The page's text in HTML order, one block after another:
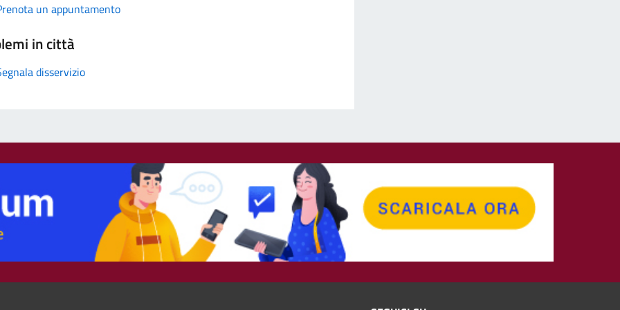
un appuntamento
in città
disservizio